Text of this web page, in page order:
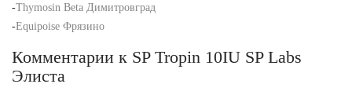
-Thymosin Beta Димитровград
-Equipoise Фрязино
Комментарии к SP Tropin 10IU SP Labs
Элиста